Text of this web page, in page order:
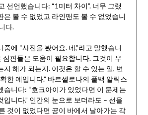
선언했습니다: “1미터 차이”. 너무 그랬
은 볼 수 없었고 라인맨도 볼 수 없었습니
다.
중에 “사진을 봤어요. 네,”라고 말했습니
심판들은 도움이 필요합니다. 그것이 우
지 해가 되는지. 이것은 할 수 있는 일, 변
한 예입니다.” 바르셀로나의 풀백 알릭스
습니다: “호크아이가 있었다면 이 문제는
입니다.” 인간의 눈으로 보더라도 – 선을
것이 없었다면 공이 바에서 날아가는 각